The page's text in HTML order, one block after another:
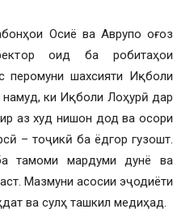
Осиё ва Аврупо оғоз
оид ба робитаҳои
перомуни шахсияти Иқболи
ки Иқболи Лоҳурӣ дар
аз худ нишон дод ва осори
– тоҷикӣ ба ёдгор гузошт.
тамоми мардуми дунё ва
Мазмуни асосии эҷодиёти
ва сулҳ ташкил медиҳад.